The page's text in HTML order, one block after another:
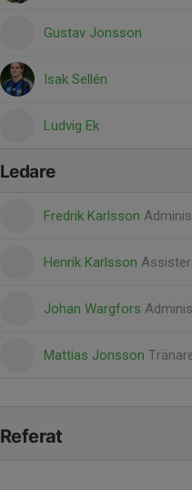
Gustav Jonsson
Isak Sellén
Ludvig Ek
Ledare
Fredrik Karlsson
Henrik Karlsson
Johan Wargfors
Mattias Jonsson
Referat